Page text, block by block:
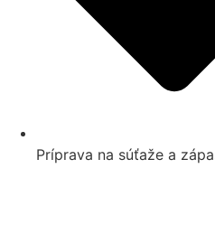
Príprava na súťaže a